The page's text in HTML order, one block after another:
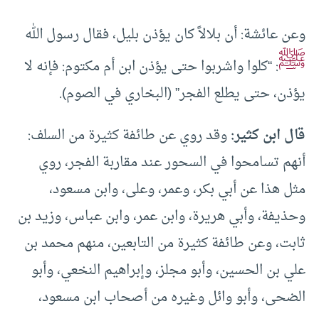
وعن عائشة: أن بلالاً كان يؤذن بليل، فقال رسول الله
ﷺ: “كلوا واشربوا حتى يؤذن ابن أم مكتوم: فإنه لا
يؤذن، حتى يطلع الفجر” (البخاري في الصوم).
قال ابن كثير:وقد روي عن طائفة كثيرة من السلف:
أنهم تسامحوا في السحور عند مقاربة الفجر، روي
مثل هذا عن أبي بكر، وعمر، وعلى، وابن مسعود،
وحذيفة، وأبي هريرة، وابن عمر، وابن عباس، وزيد بن
ثابت، وعن طائفة كثيرة من التابعين، منهم محمد بن
علي بن الحسين، وأبو مجلز، وإبراهيم النخعي، وأبو
الضحى، وأبو وائل وغيره من أصحاب ابن مسعود،